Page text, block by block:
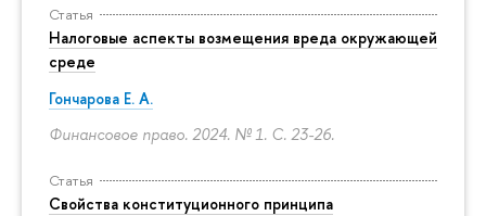
Статья
Налоговые аспекты возмещения вреда окружающей
среде
Гончарова Е. А.
Финансовое право. 2024. № 1. С. 23-26.
Статья
Свойства конституционного принципа